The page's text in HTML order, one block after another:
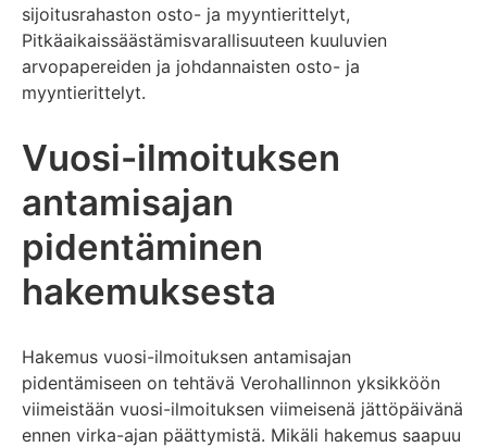
sijoitusrahaston osto- ja myyntierittelyt,
Pitkäaikaissäästämisvarallisuuteen kuuluvien
arvopapereiden ja johdannaisten osto- ja
myyntierittelyt.
Vuosi-ilmoituksen
antamisajan
pidentäminen
hakemuksesta
Hakemus vuosi-ilmoituksen antamisajan
pidentämiseen on tehtävä Verohallinnon yksikköön
viimeistään vuosi-ilmoituksen viimeisenä jättöpäivänä
ennen virka-ajan päättymistä. Mikäli hakemus saapuu